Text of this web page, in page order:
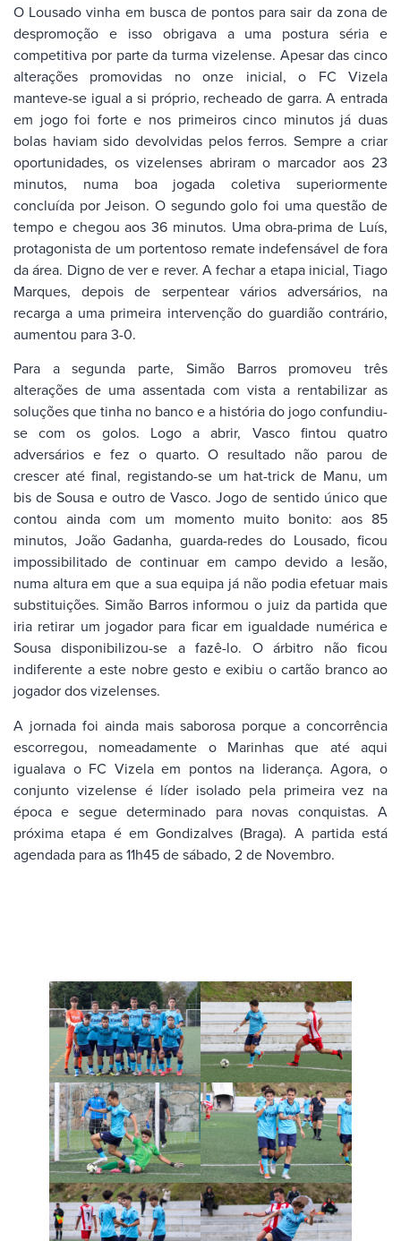
O Lousado vinha em busca de pontos para sair da zona de
despromoção e isso obrigava a uma postura séria e
competitiva por parte da turma vizelense. Apesar das cinco
alterações promovidas no onze inicial, o FC Vizela
manteve-se igual a si próprio, recheado de garra. A entrada
em jogo foi forte e nos primeiros cinco minutos já duas
bolas haviam sido devolvidas pelos ferros. Sempre a criar
oportunidades, os vizelenses abriram o marcador aos 23
minutos, numa boa jogada coletiva superiormente
concluída por Jeison. O segundo golo foi uma questão de
tempo e chegou aos 36 minutos. Uma obra-prima de Luís,
protagonista de um portentoso remate indefensável de fora
da área. Digno de ver e rever. A fechar a etapa inicial, Tiago
Marques, depois de serpentear vários adversários, na
recarga a uma primeira intervenção do guardião contrário,
aumentou para 3-0.
Para a segunda parte, Simão Barros promoveu três
alterações de uma assentada com vista a rentabilizar as
soluções que tinha no banco e a história do jogo confundiu-
se com os golos. Logo a abrir, Vasco fintou quatro
adversários e fez o quarto. O resultado não parou de
crescer até final, registando-se um hat-trick de Manu, um
bis de Sousa e outro de Vasco. Jogo de sentido único que
contou ainda com um momento muito bonito: aos 85
minutos, João Gadanha, guarda-redes do Lousado, ficou
impossibilitado de continuar em campo devido a lesão,
numa altura em que a sua equipa já não podia efetuar mais
substituições. Simão Barros informou o juiz da partida que
iria retirar um jogador para ficar em igualdade numérica e
Sousa disponibilizou-se a fazê-lo. O árbitro não ficou
indiferente a este nobre gesto e exibiu o cartão branco ao
jogador dos vizelenses.
A jornada foi ainda mais saborosa porque a concorrência
escorregou, nomeadamente o Marinhas que até aqui
igualava o FC Vizela em pontos na liderança. Agora, o
conjunto vizelense é líder isolado pela primeira vez na
época e segue determinado para novas conquistas. A
próxima etapa é em Gondizalves (Braga). A partida está
agendada para as 11h45 de sábado, 2 de Novembro.